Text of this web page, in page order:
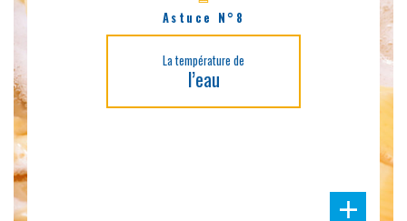
Astuce N°8
La température de
l’eau